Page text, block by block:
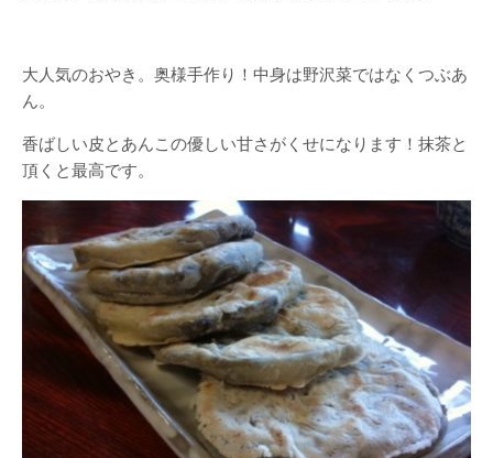
大人気のおやき。奥様手作り！中身は野沢菜ではなくつぶあ
ん。
香ばしい皮とあんこの優しい甘さがくせになります！抹茶と
頂くと最高です。